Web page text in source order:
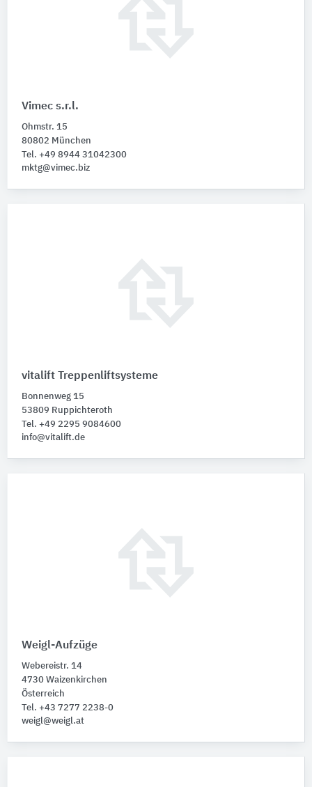
Vimec s.r.l.
Ohmstr. 15
80802 München
Tel. +49 8944 31042300
mktg@vimec.biz
vitalift Treppenliftsysteme
Bonnenweg 15
53809 Ruppichteroth
Tel. +49 2295 9084600
info@vitalift.de
Weigl-Aufzüge
Webereistr. 14
4730 Waizenkirchen
Österreich
Tel. +43 7277 2238-0
weigl@weigl.at